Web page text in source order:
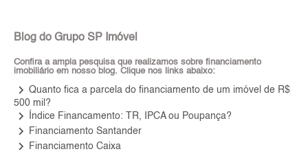
Blog do Grupo SP Imóvel
Confira a ampla pesquisa que realizamos sobre financiamento
imobiliário em nosso blog. Clique nos links abaixo:
keyboard_arrow_right Quanto fica a parcela do financiamento de um imóvel de R$
500 mil?
keyboard_arrow_right Índice Financamento: TR, IPCA ou Poupança?
keyboard_arrow_right Financiamento Santander
keyboard_arrow_right Financiamento Caixa